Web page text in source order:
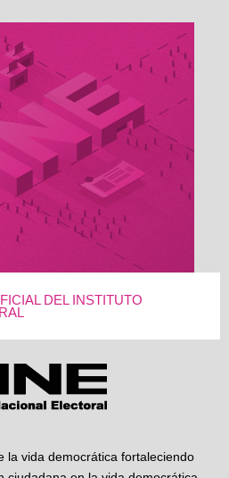
DEL INSTITUTO
la vida democrática fortaleciendo